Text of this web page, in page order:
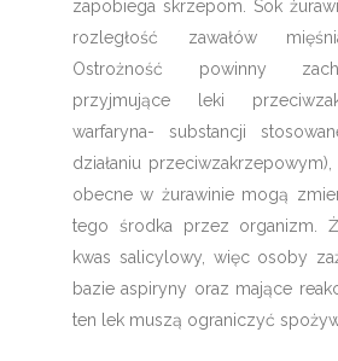
zapobiega skrzepom. Sok
rozległość zawałów
Ostrożność powinny
przyjmujące leki
warfaryna- substancji
działaniu
obecne w żurawinie mogą
tego środka przez organizm.
kwas salicylowy, więc osoby
bazie aspiryny oraz mające
ten lek muszą ograniczyć